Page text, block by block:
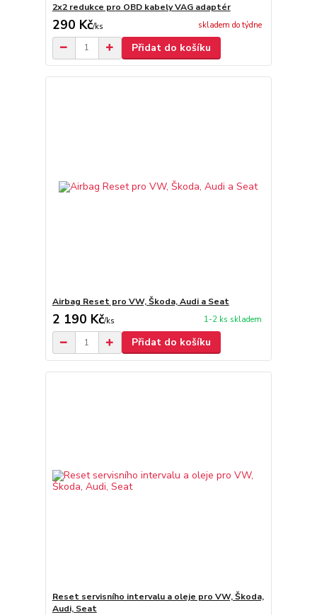
2x2 redukce pro OBD kabely VAG adaptér
290 Kč/ks skladem do týdne
Přidat do košíku
Airbag Reset pro VW, Škoda, Audi a Seat
2 190 Kč/ks 1-2 ks skladem
Přidat do košíku
Reset servisního intervalu a oleje pro VW, Škoda,
Audi, Seat